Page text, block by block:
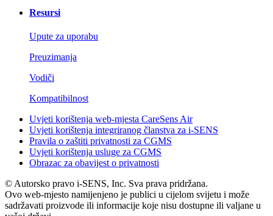
Resursi
Upute za uporabu
Preuzimanja
Vodiči
Kompatibilnost
Uvjeti korištenja web-mjesta CareSens Air
Uvjeti korištenja integriranog članstva za i-SENS
Pravila o zaštiti privatnosti za CGMS
Uvjeti korištenja usluge za CGMS
Obrazac za obavijest o privatnosti
© Autorsko pravo i-SENS, Inc. Sva prava pridržana.
Ovo web-mjesto namijenjeno je publici u cijelom svijetu i može
sadržavati proizvode ili informacije koje nisu dostupne ili valjane u